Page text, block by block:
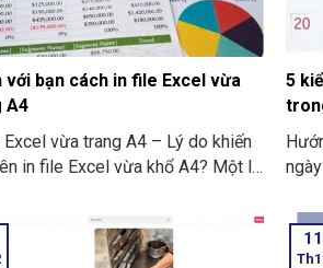
với bạn cách in file Excel vừa
A4
vừa trang A4 – Lý do khiến
in file Excel vừa khổ A4? Một là
Ba là Tăng tính chuyên nghiệp.
5
11